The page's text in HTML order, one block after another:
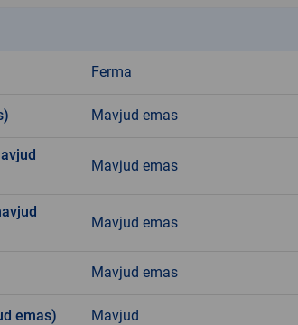
Ferma
Mavjud emas
Mavjud emas
Mavjud emas
Mavjud emas
emas) Mavjud